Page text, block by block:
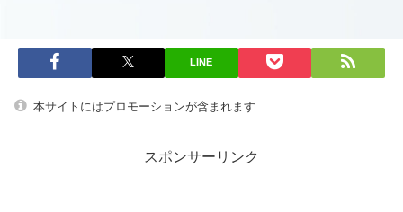
LINE
本サイトにはプロモーションが含まれます
スポンサーリンク